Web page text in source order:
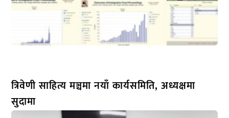
त्रिवेणी साहित्य मञ्चमा नयाँ कार्यसमिति, अध्यक्षमा
सुदामा